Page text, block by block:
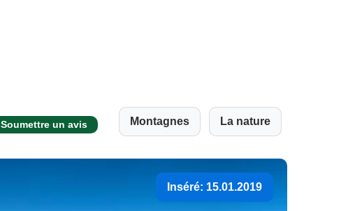
Soumettre un avis Montagnes La nature
Inséré: 15.01.2019